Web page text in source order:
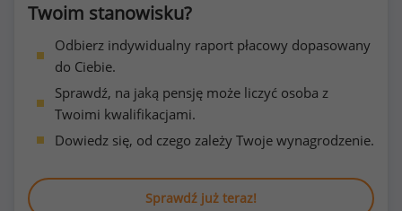
Twoim stanowisku?
Odbierz indywidualny raport płacowy dopasowany
do Ciebie.
Sprawdź, na jaką pensję może liczyć osoba z
Twoimi kwalifikacjami.
Dowiedz się, od czego zależy Twoje wynagrodzenie.
Sprawdź już teraz!